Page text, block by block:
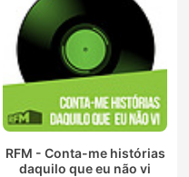
RFM - Conta-me histórias
daquilo que eu não vi